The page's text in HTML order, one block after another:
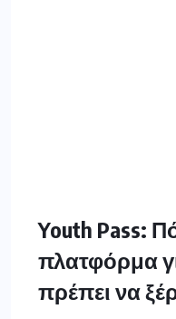
Youth Pass:
πλατφόρμα
πρέπει να